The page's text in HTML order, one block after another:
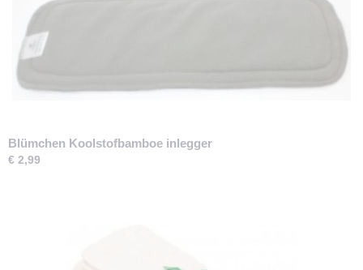
Blümchen Koolstofbamboe inlegger
€ 2,99